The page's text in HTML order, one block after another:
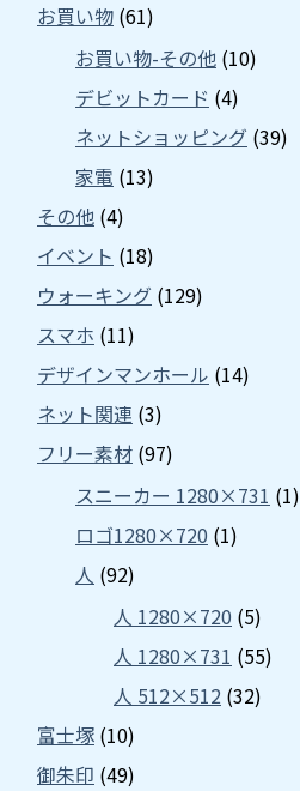
お買い物 (61)
お買い物-その他 (10)
デビットカード (4)
ネットショッピング (39)
家電 (13)
その他 (4)
イベント (18)
ウォーキング (129)
スマホ (11)
デザインマンホール (14)
ネット関連 (3)
フリー素材 (97)
スニーカー 1280×731 (1)
ロゴ1280×720 (1)
人 (92)
人 1280×720 (5)
人 1280×731 (55)
人 512×512 (32)
富士塚 (10)
御朱印 (49)